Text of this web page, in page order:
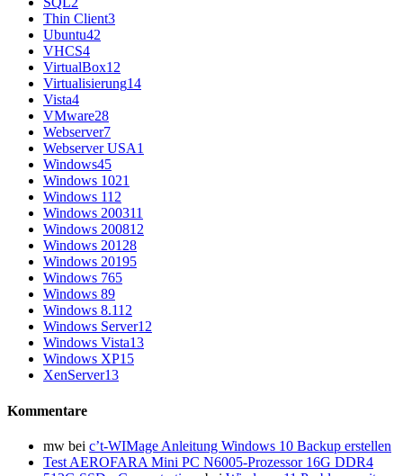
Thin Client3
Ubuntu42
VHCS4
VirtualBox12
Virtualisierung14
Vista4
VMware28
Webserver7
Webserver USA1
Windows45
Windows 1021
Windows 112
Windows 200311
Windows 200812
Windows 20128
Windows 20195
Windows 765
Windows 89
Windows 8.112
Windows Server12
Windows Vista13
Windows XP15
XenServer13
Kommentare
mw bei c’t-WIMage Anleitung Windows 10 Backup erstellen
Test AEROFARA Mini PC N6005-Prozessor 16G DDR4